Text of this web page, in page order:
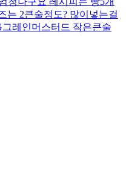
는 2큰술정도? 많이넣는걸
레인머스터드 작은큰술